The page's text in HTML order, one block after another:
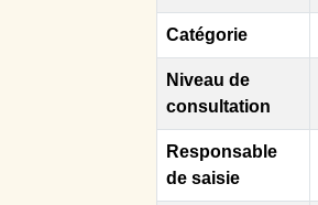
Catégorie
Niveau de
consultation
Responsable
de saisie